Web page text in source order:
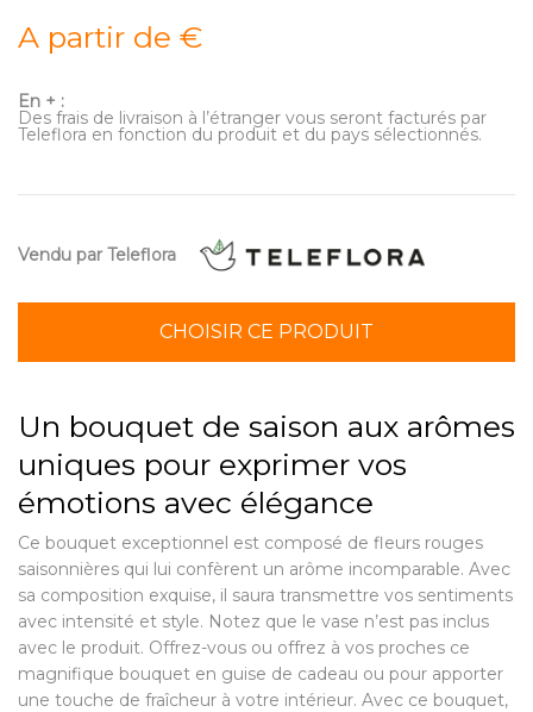
A partir de €
En + :
Des frais de livraison à l’étranger vous seront facturés par
Teleflora en fonction du produit et du pays sélectionnés.
Vendu par Teleflora
CHOISIR CE PRODUIT
Un bouquet de saison aux arômes
uniques pour exprimer vos
émotions avec élégance
Ce bouquet exceptionnel est composé de fleurs rouges
saisonnières qui lui confèrent un arôme incomparable. Avec
sa composition exquise, il saura transmettre vos sentiments
avec intensité et style. Notez que le vase n’est pas inclus
avec le produit. Offrez-vous ou offrez à vos proches ce
magnifique bouquet en guise de cadeau ou pour apporter
une touche de fraîcheur à votre intérieur. Avec ce bouquet,